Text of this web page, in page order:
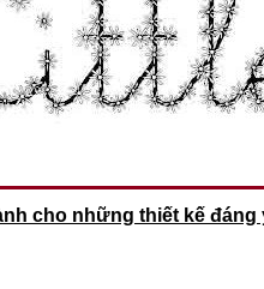
cho những thiết kế đáng